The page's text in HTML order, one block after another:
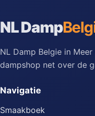
NL Damp
NL Damp Belgie in
dampshop net over de
Navigatie
Smaakboek